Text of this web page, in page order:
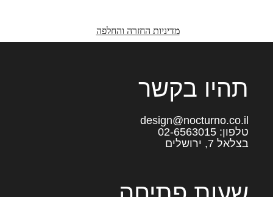
מדיניות החזרה והחלפה
תהיו בקשר
design@nocturno.co.il
טלפון: 02-6563015
בצלאל 7, ירושלים